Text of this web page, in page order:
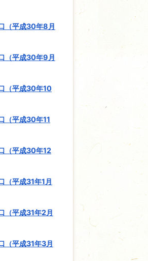
（平成30年8月
（平成30年9月
（平成30年10
（平成30年11
（平成30年12
（平成31年1月
（平成31年2月
（平成31年3月